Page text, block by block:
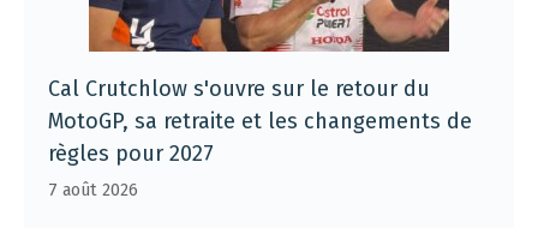
Cal Crutchlow s'ouvre sur le retour du
MotoGP, sa retraite et les changements de
règles pour 2027
7 août 2026